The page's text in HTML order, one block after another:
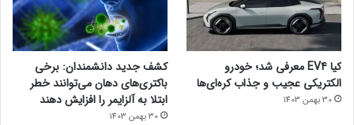
کیا EV4 معرفی شد؛ خودرو
الکتریکی عجیب و جذاب کره‌ای‌ها
30 بهمن 1403
کشف جدید دانشمندان: برخی
باکتری‌های دهان می‌توانند خطر
ابتلا به آلزایمر را افزایش دهند
30 بهمن 1403